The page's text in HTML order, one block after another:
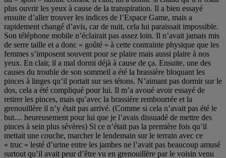
plus ouvrir les yeux à cause de la transpiration. Il a bien essayé
ensuite d’aller trouver les indices de l’Espace Game, mais a
rapidement changé d’avis, car de nuit, cela lui paraissait impossible.
Son téléphone mobile n’éclairait pas assez loin. Il n’avait jamais mis
de serre taille et a donc « goûté » à cette contrainte physique que les
femmes s’imposent souvent pour se plaire mais aussi plaire à nos
yeux. En clair, il a mal dormi déjà à cause de ça. Ensuite, une des
causes du trouble de son sommeil a été la brassière bloquant les
pinces à linges qu’il portait sur ses tétons. N’aimant pas dormir sur le
dos, cela a été compliqué pour lui. Il m’a avoué avoir essayé de
retirer les pinces, mais qu’avec la brassière rembourrée et la
grenouillère il n’y était pas arrivé. (Comme si cela n’avait pas été le
but.... heureusement pour lui que je l’avais dissuadé de mettre des
pinces à sein plus sévères) Si ce n’était pas la première fois qu’il
mettait une couche, marcher le lendemain sur le terrain avec ce
« truc » lesté d’urine entre les jambes ne l’avait pas beaucoup amusé
surtout qu’il avait peur d’être vu en grenouillère par le voisin venu